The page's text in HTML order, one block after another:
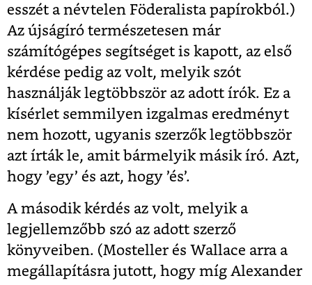
esszét a névtelen Föderalista papírokból.)
Az újságíró természetesen már
számítógépes segítséget is kapott, az első
kérdése pedig az volt, melyik szót
használják legtöbbször az adott írók. Ez a
kísérlet semmilyen izgalmas eredményt
nem hozott, ugyanis szerzők legtöbbször
azt írták le, amit bármelyik másik író. Azt,
hogy ’egy’ és azt, hogy ’és’.
A második kérdés az volt, melyik a
legjellemzőbb szó az adott szerző
könyveiben. (Mosteller és Wallace arra a
megállapításra jutott, hogy míg Alexander